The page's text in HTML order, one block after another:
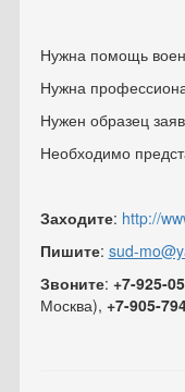
Нужна помощь
Нужна
Нужен образец
Необходимо
Заходите: http://
Пишите: sud-
Звоните: +7-925-
Москва), +7-905-